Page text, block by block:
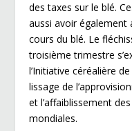
des taxes sur le blé.
aussi avoir également
cours du blé. Le
troisième trimestre
l’Initiative céréalière
lissage de
et l’affaiblissement
mondiales.